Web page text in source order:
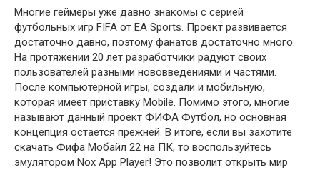
Многие геймеры уже давно знакомы с серией
футбольных игр FIFA от EA Sports. Проект развивается
достаточно давно, поэтому фанатов достаточно много.
На протяжении 20 лет разработчики радуют своих
пользователей разными нововведениями и частями.
После компьютерной игры, создали и мобильную,
которая имеет приставку Mobile. Помимо этого, многие
называют данный проект ФИФА Футбол, но основная
концепция остается прежней. В итоге, если вы захотите
скачать Фифа Мобайл 22 на ПК, то воспользуйтесь
эмулятором Nox App Player! Это позволит открыть мир